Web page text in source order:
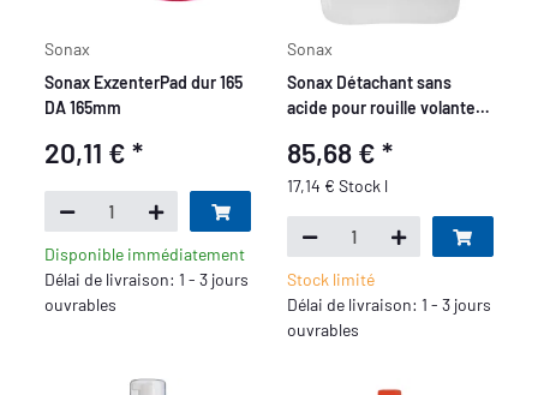
Sonax
Sonax ExzenterPad dur 165
DA 165mm
20,11 €*
Disponible immédiatement
Délai de livraison: 1 - 3 jours
ouvrables
Sonax
Sonax Détachant sans
acide pour rouille volante
85,68 € *
17,14 € Stock l
Stock limité
Délai de livraison: 1 - 3 jours
ouvrables